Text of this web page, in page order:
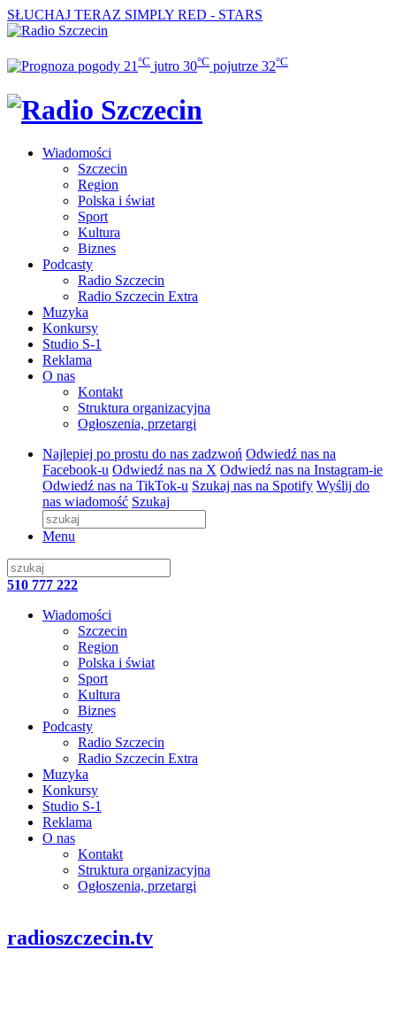
SŁUCHAJ TERAZ SIMPLY RED - STARS
21 °C jutro 30°C pojutrze 32°C
Wiadomości
Szczecin
Region
Polska i świat
Sport
Kultura
Biznes
Podcasty
Radio Szczecin
Radio Szczecin Extra
Muzyka
Konkursy
Studio S-1
Reklama
O nas
Kontakt
Struktura organizacyjna
Ogłoszenia, przetargi
Najlepiej po prostu do nas zadzwoń Odwiedź nas na
Facebook-u Odwiedź nas na X Odwiedź nas na Instagram-ie
Odwiedź nas na TikTok-u Szukaj nas na Spotify Wyślij do
nas wiadomość Szukaj
Menu
510 777 222
Wiadomości
Szczecin
Region
Polska i świat
Sport
Kultura
Biznes
Podcasty
Radio Szczecin
Radio Szczecin Extra
Muzyka
Konkursy
Studio S-1
Reklama
O nas
Kontakt
Struktura organizacyjna
Ogłoszenia, przetargi
radioszczecin.tv